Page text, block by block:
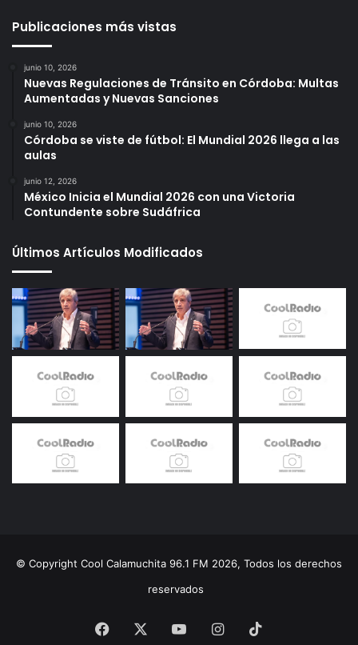
Publicaciones más vistas
junio 10, 2026
Nuevas Regulaciones de Tránsito en Córdoba: Multas
Aumentadas y Nuevas Sanciones
junio 10, 2026
Córdoba se viste de fútbol: El Mundial 2026 llega a las
aulas
junio 12, 2026
México Inicia el Mundial 2026 con una Victoria
Contundente sobre Sudáfrica
Últimos Artículos Modificados
© Copyright Cool Calamuchita 96.1 FM 2026, Todos los derechos
reservados
Facebook YouTubeInstagram